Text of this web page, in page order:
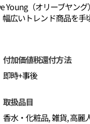
Young（オリーブヤン
幅広いトレンド商品を手
付加価値税還付方法
即時+事後
取扱品目
香水・化粧品, 雑貨, 高麗